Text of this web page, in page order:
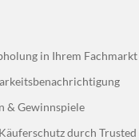
in Ihrem Fachmarkt
& Gewinnspiele
durch Trusted